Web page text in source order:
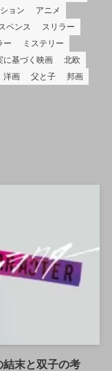
ョン
アニメ
ペンス
スリラー
ー
ミステリー
に基づく映画
北欧
洋画 父と子
邦画
末と双子の考